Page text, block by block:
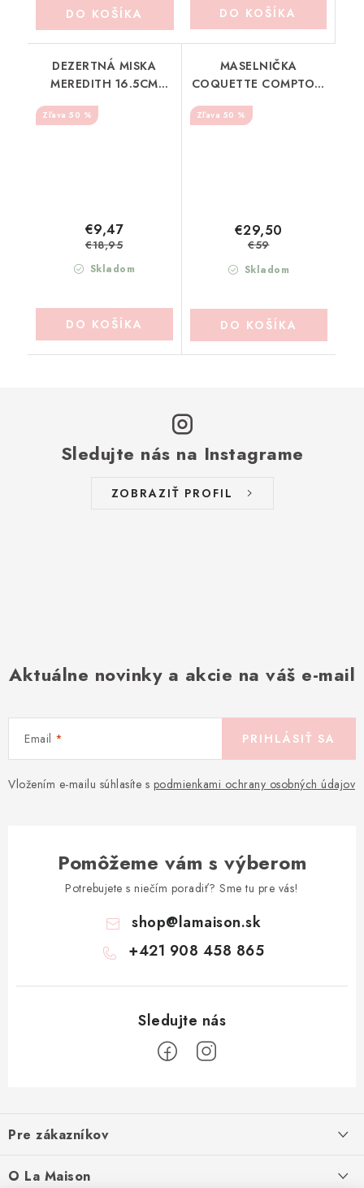
DO KOŠÍKA DO KOŠÍKA
DEZERTNÁ MISKA
MEREDITH 16.5CM
COMPTOIR DE FAMILLE
(202004)
50 %
Skladom
€9,47
€18,95
DO KOŠÍKA
MASELNIČKA
COQUETTE COMPTOIR
DE FAMILLE (201985)
50 %
Skladom
€29,50
€59
DO KOŠÍKA
Sledujte nás na Instagrame
ZOBRAZIŤ PROFIL
Aktuálne novinky a akcie na váš e-mail
Email
Vložením e-mailu súhlasíte s podmienkami ochrany osobných údajov
PRIHLÁSIŤ SA
Pomôžeme vám s výberom
Potrebujete s niečím poradiť? Sme tu pre vás!
shop@lamaison.sk
+421 908 458 865
p
ä
Pre zákazníkov
O La Maison